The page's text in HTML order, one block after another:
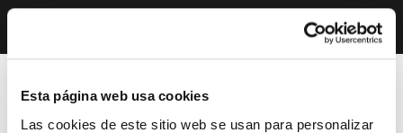
Esta página web usa cookies
Las cookies de este sitio web se usan para personalizar